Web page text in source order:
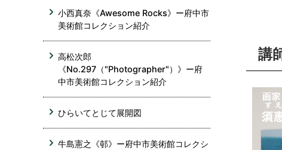
小西真奈《Awesome Rocks》ー府中市
美術館コレクション紹介
高松次郎
《No.297（"Photographer"）》ー府
中市美術館コレクション紹介
ひらいてとじて展開図
牛島憲之《邨》ー府中市美術館コレクシ
講